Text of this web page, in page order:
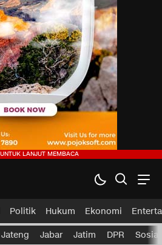
Politik Hukum Ekonomi
Jateng Jabar Jatim DPR Sosial